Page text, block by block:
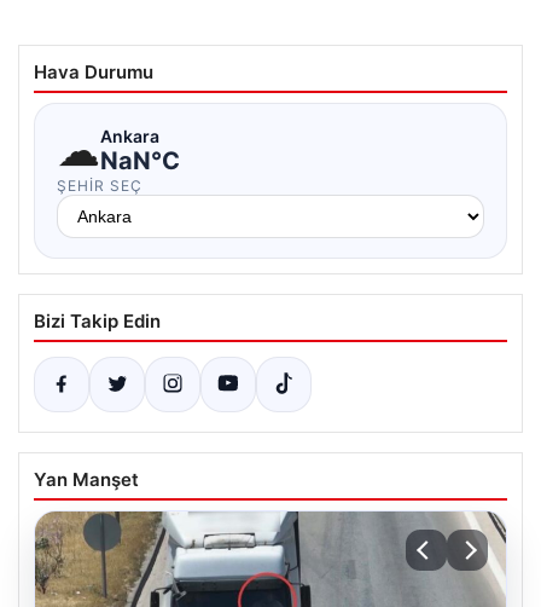
Hava Durumu
☁Ankara
NaN°C
ŞEHIR SEÇ
Bizi Takip Edin
Yan Manşet